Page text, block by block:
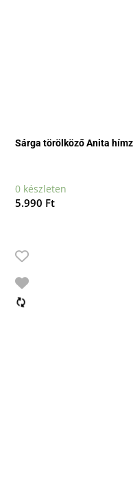
Sárga törölköző Anita
0 készleten
5.990 Ft